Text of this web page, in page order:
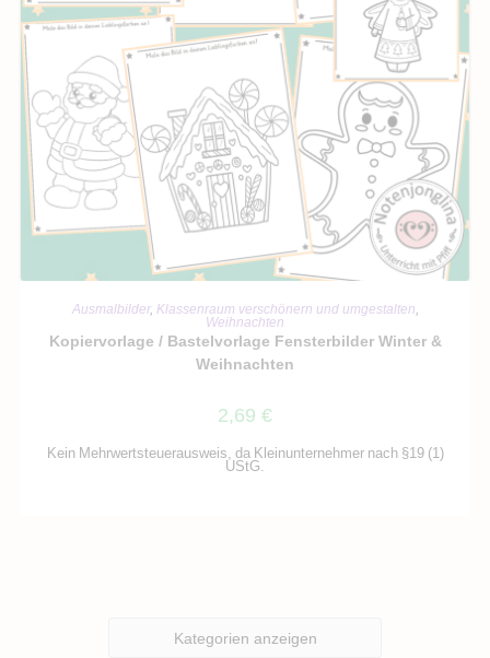
IN DEN WARENKORB
Ausmalbilder, Klassenraum verschönern und umgestalten,
Weihnachten
Kopiervorlage / Bastelvorlage Fensterbilder Winter &
Weihnachten
2,69 €
Kein Mehrwertsteuerausweis, da Kleinunternehmer nach §19 (1)
UStG.
Kategorien anzeigen